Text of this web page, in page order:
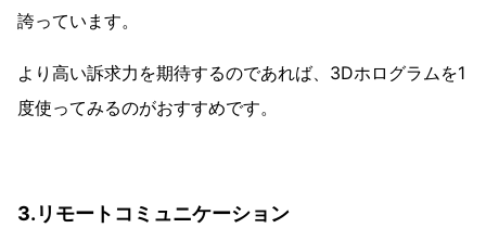
誇っています。
より高い訴求力を期待するのであれば、3Dホログラムを1
度使ってみるのがおすすめです。
3.リモートコミュニケーション